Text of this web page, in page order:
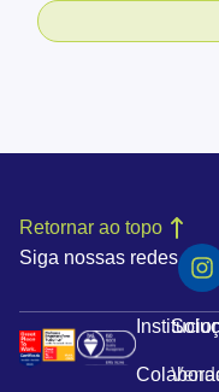
Siga nossas redes
Retornar ao topo